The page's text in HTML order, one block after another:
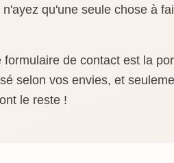
qu'une seule chose à
de contact est la
selon vos envies, et
le reste !